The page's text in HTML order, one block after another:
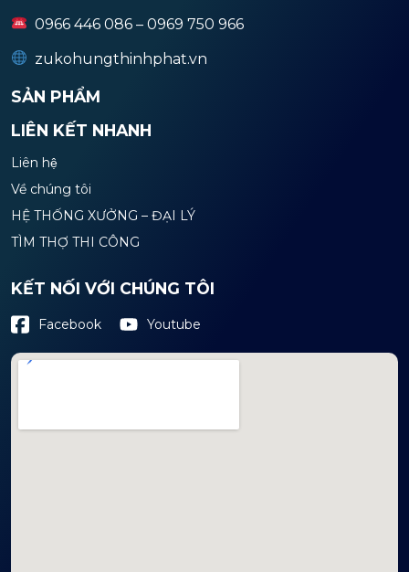
0966 446 086 – 0969 750 966
zukohungthinhphat.vn
SẢN PHẨM
LIÊN KẾT NHANH
Liên hệ
Về chúng tôi
HỆ THỐNG XƯỞNG – ĐẠI LÝ
TÌM THỢ THI CÔNG
KẾT NỐI VỚI CHÚNG TÔI
Facebook Youtube